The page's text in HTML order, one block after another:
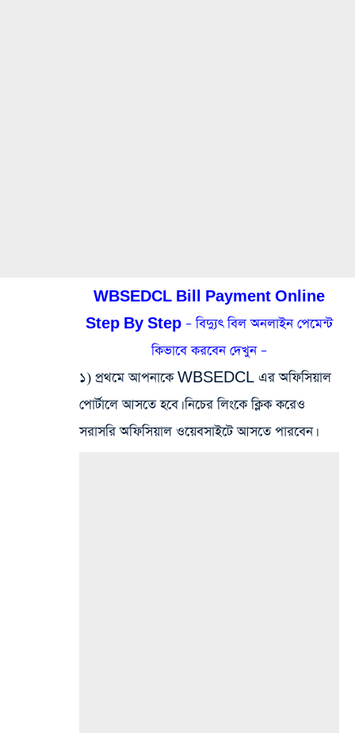
WBSEDCL Bill Payment Online
Step By Step – বিদ্যুৎ বিল অনলাইন পেমেন্ট
কিভাবে করবেন দেখুন –
১) প্রথমে আপনাকে WBSEDCL এর অফিসিয়াল
পোর্টালে আসতে হবে। নিচের লিংকে ক্লিক করেও
সরাসরি অফিসিয়াল ওয়েবসাইটে আসতে পারবেন।